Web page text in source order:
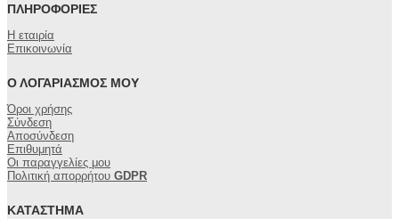
ΠΛΗΡΟΦΟΡΊΕΣ
Η εταιρία
Επικοινωνία
Ο ΛΟΓΑΡΙΑΣΜΌΣ ΜΟΥ
Όροι χρήσης
Σύνδεση
Αποσύνδεση
Επιθυμητά
Οι παραγγελίες μου
Πολιτική απορρήτου GDPR
ΚΑΤΆΣΤΗΜΑ